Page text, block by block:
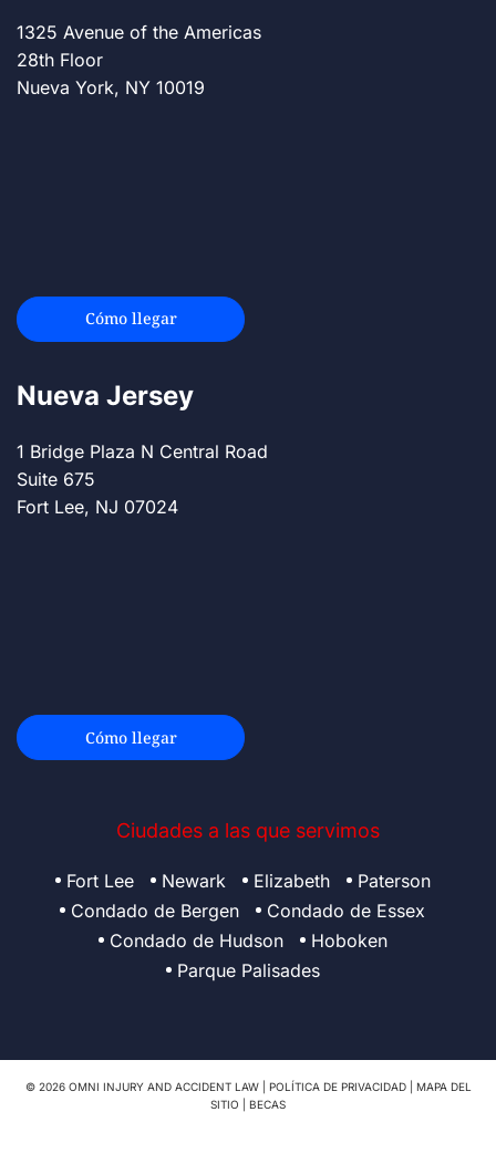
1325 Avenue of the Americas
28th Floor
Nueva York, NY 10019
Cómo llegar
Nueva Jersey
1 Bridge Plaza N Central Road
Suite 675
Fort Lee, NJ 07024
Cómo llegar
Ciudades a las que servimos
Fort Lee Newark Elizabeth
Paterson
Condado de Bergen
Condado de Essex
Condado de Hudson
Hoboken
Parque Palisades
© 2026 OMNI INJURY AND ACCIDENT LAW | POLÍTICA DE PRIVACIDAD|
MAPA DEL
SITIO
BECAS